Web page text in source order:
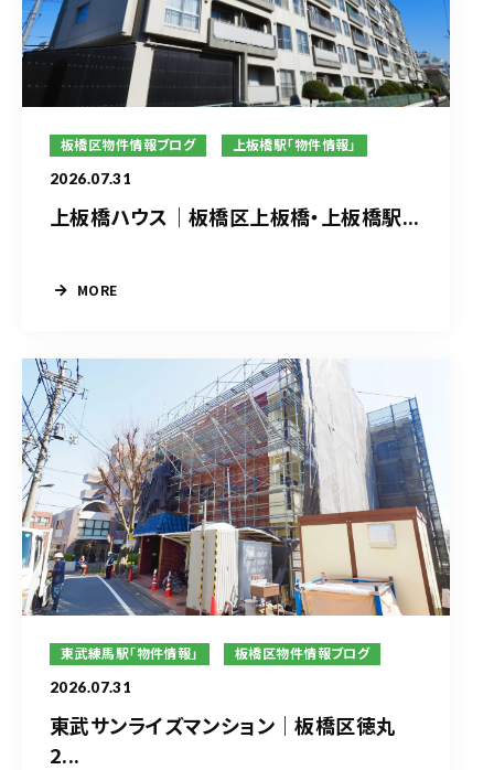
板橋区物件情報ブログ 上板橋駅「物件情報」
2026.07.31
上板橋ハウス｜板橋区上板橋・上板橋駅...
MORE
東武練馬駅「物件情報」 板橋区物件情報ブログ
2026.07.31
東武サンライズマンション｜板橋区徳丸
2...